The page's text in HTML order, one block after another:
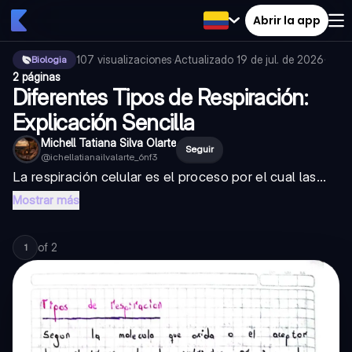
Abrir la app
Biologia 107 visualizaciones·Actualizado 19 de jul. de 2026·
2 páginas
Diferentes Tipos de Respiración:
Explicación Sencilla
Michell Tatiana Silva Olarte
@ichellatianailvalarte_6nf3
Seguir
La respiración celular es el proceso por el cual las...
Mostrar más
1 of 2